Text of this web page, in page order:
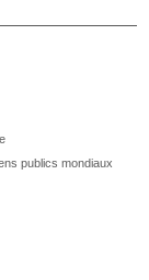
publics mondiaux